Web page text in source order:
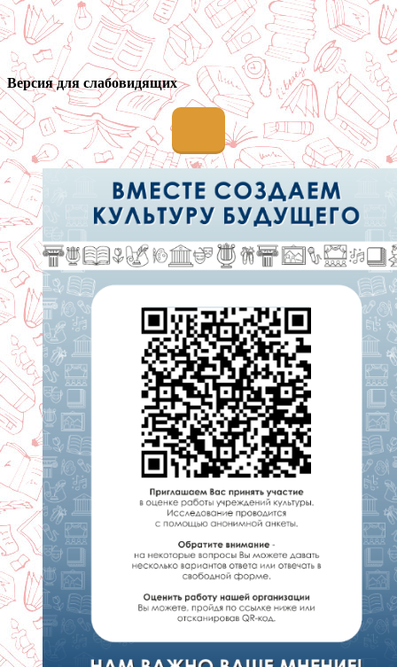
Версия для слабовидящих